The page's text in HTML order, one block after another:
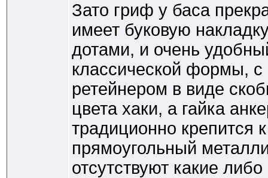
Зато гриф у баса
имеет буковую
дотами, и очень
классической формы,
ретейнером в виде
цвета хаки, а гайка
традиционно крепится
прямоугольный
отсутствуют какие